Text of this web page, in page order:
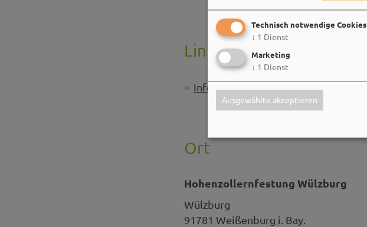
Links
Infos zur Festungsanlage
Ort
Hohenzollernfestung Wülzburg
Wülzburg
91781 Weißenburg i. Bay.
Technisch notwendige Cookies
↓ 1 Dienst
Marketing
↓ 1 Dienst
Ausgewählte akzeptieren